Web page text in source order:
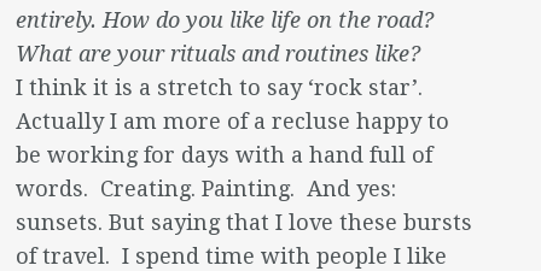
entirely. How do you like life on the road?
What are your rituals and routines like?
I think it is a stretch to say ‘rock star’.
Actually I am more of a recluse happy to
be working for days with a hand full of
words. Creating. Painting. And yes:
sunsets. But saying that I love these bursts
of travel. I spend time with people I like